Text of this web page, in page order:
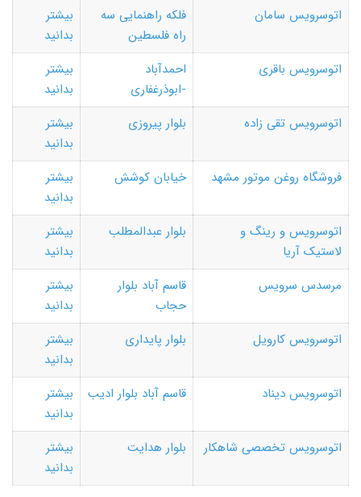
اتوسرویس سامان
فلکه راهنمایی سه
راه فلسطین
بیشتر
بدانید
اتوسرویس باقری
احمدآباد
-ابوذرغفاری
بیشتر
بدانید
اتوسرویس تقی زاده
بلوار پیروزی
بیشتر
بدانید
فروشگاه روغن موتور مشهد
خیابان کوشش
بیشتر
بدانید
اتوسرویس و رینگ و
لاستیک آریا
بلوار عبدالمطلب
بیشتر
بدانید
مرسدس سرویس
قاسم آباد بلوار
حجاب
بیشتر
بدانید
اتوسرویس کارویل
بلوار پایداری
بیشتر
بدانید
اتوسرویس دیناد
قاسم آباد بلوار ادیب
بیشتر
بدانید
اتوسرویس تخصصی شاهکار
بلوار هدایت
بیشتر
بدانید